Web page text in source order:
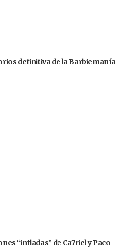
definitiva de la Barbiemanía
“infladas” de Ca7riel y Paco